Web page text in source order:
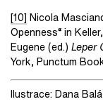
[10] Nicola
Openness“ in
Eugene (ed.) Leper
York, Punctum
Ilustrace: Dana